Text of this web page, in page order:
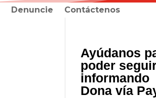
Denuncie Contáctenos
Ayúdanos
poder
informando
Dona vía